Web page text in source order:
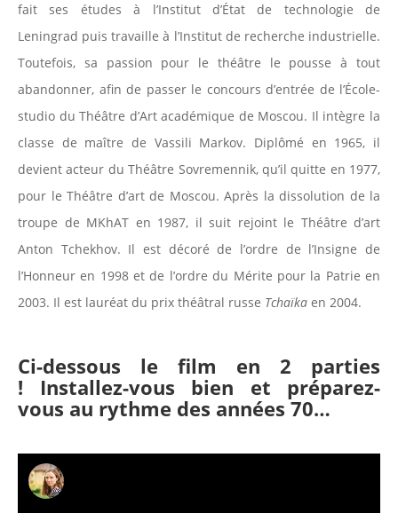
fait ses études à l’Institut d’État de technologie de
Leningrad puis travaille à l’Institut de recherche industrielle.
Toutefois, sa passion pour le théâtre le pousse à tout
abandonner, afin de passer le concours d’entrée de l’École-
studio du Théâtre d’Art académique de Moscou. Il intègre la
classe de maître de Vassili Markov. Diplômé en 1965, il
devient acteur du Théâtre Sovremennik, qu’il quitte en 1977,
pour le Théâtre d’art de Moscou. Après la dissolution de la
troupe de MKhAT en 1987, il suit rejoint le Théâtre d’art
Anton Tchekhov. Il est décoré de l’ordre de l’Insigne de
l’Honneur en 1998 et de l’ordre du Mérite pour la Patrie en
2003. Il est lauréat du prix théâtral russe Tchaïka en 2004.
Ci-dessous le film en 2 parties
! Installez-vous bien et préparez-
vous au rythme des années 70…